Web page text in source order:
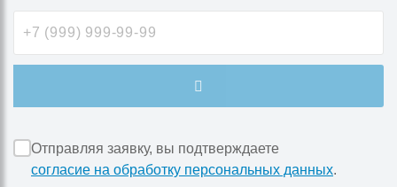
Отправляя заявку, вы подтверждаете
согласие на обработку персональных данных.